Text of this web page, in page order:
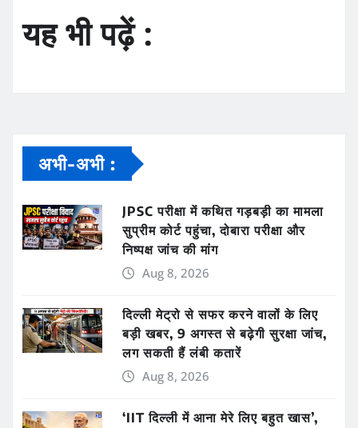
यह भी पढ़ें :
अभी-अभी :
JPSC परीक्षा में कथित गड़बड़ी का मामला
सुप्रीम कोर्ट पहुंचा, दोबारा परीक्षा और
निष्पक्ष जांच की मांग
Aug 8, 2026
दिल्ली मेट्रो से सफर करने वालों के लिए
बड़ी खबर, 9 अगस्त से बढ़ेगी सुरक्षा जांच,
लग सकती हैं लंबी कतारें
Aug 8, 2026
‘IIT दिल्ली में आना मेरे लिए बहुत खास’,